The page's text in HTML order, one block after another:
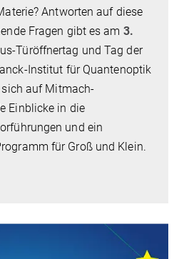
Antworten auf diese
Fragen gibt es am 3.
Türöffnertag und Tag der
Institut für Quantenoptik
sich auf Mitmach-
Einblicke in die
und ein
für Groß und Klein.